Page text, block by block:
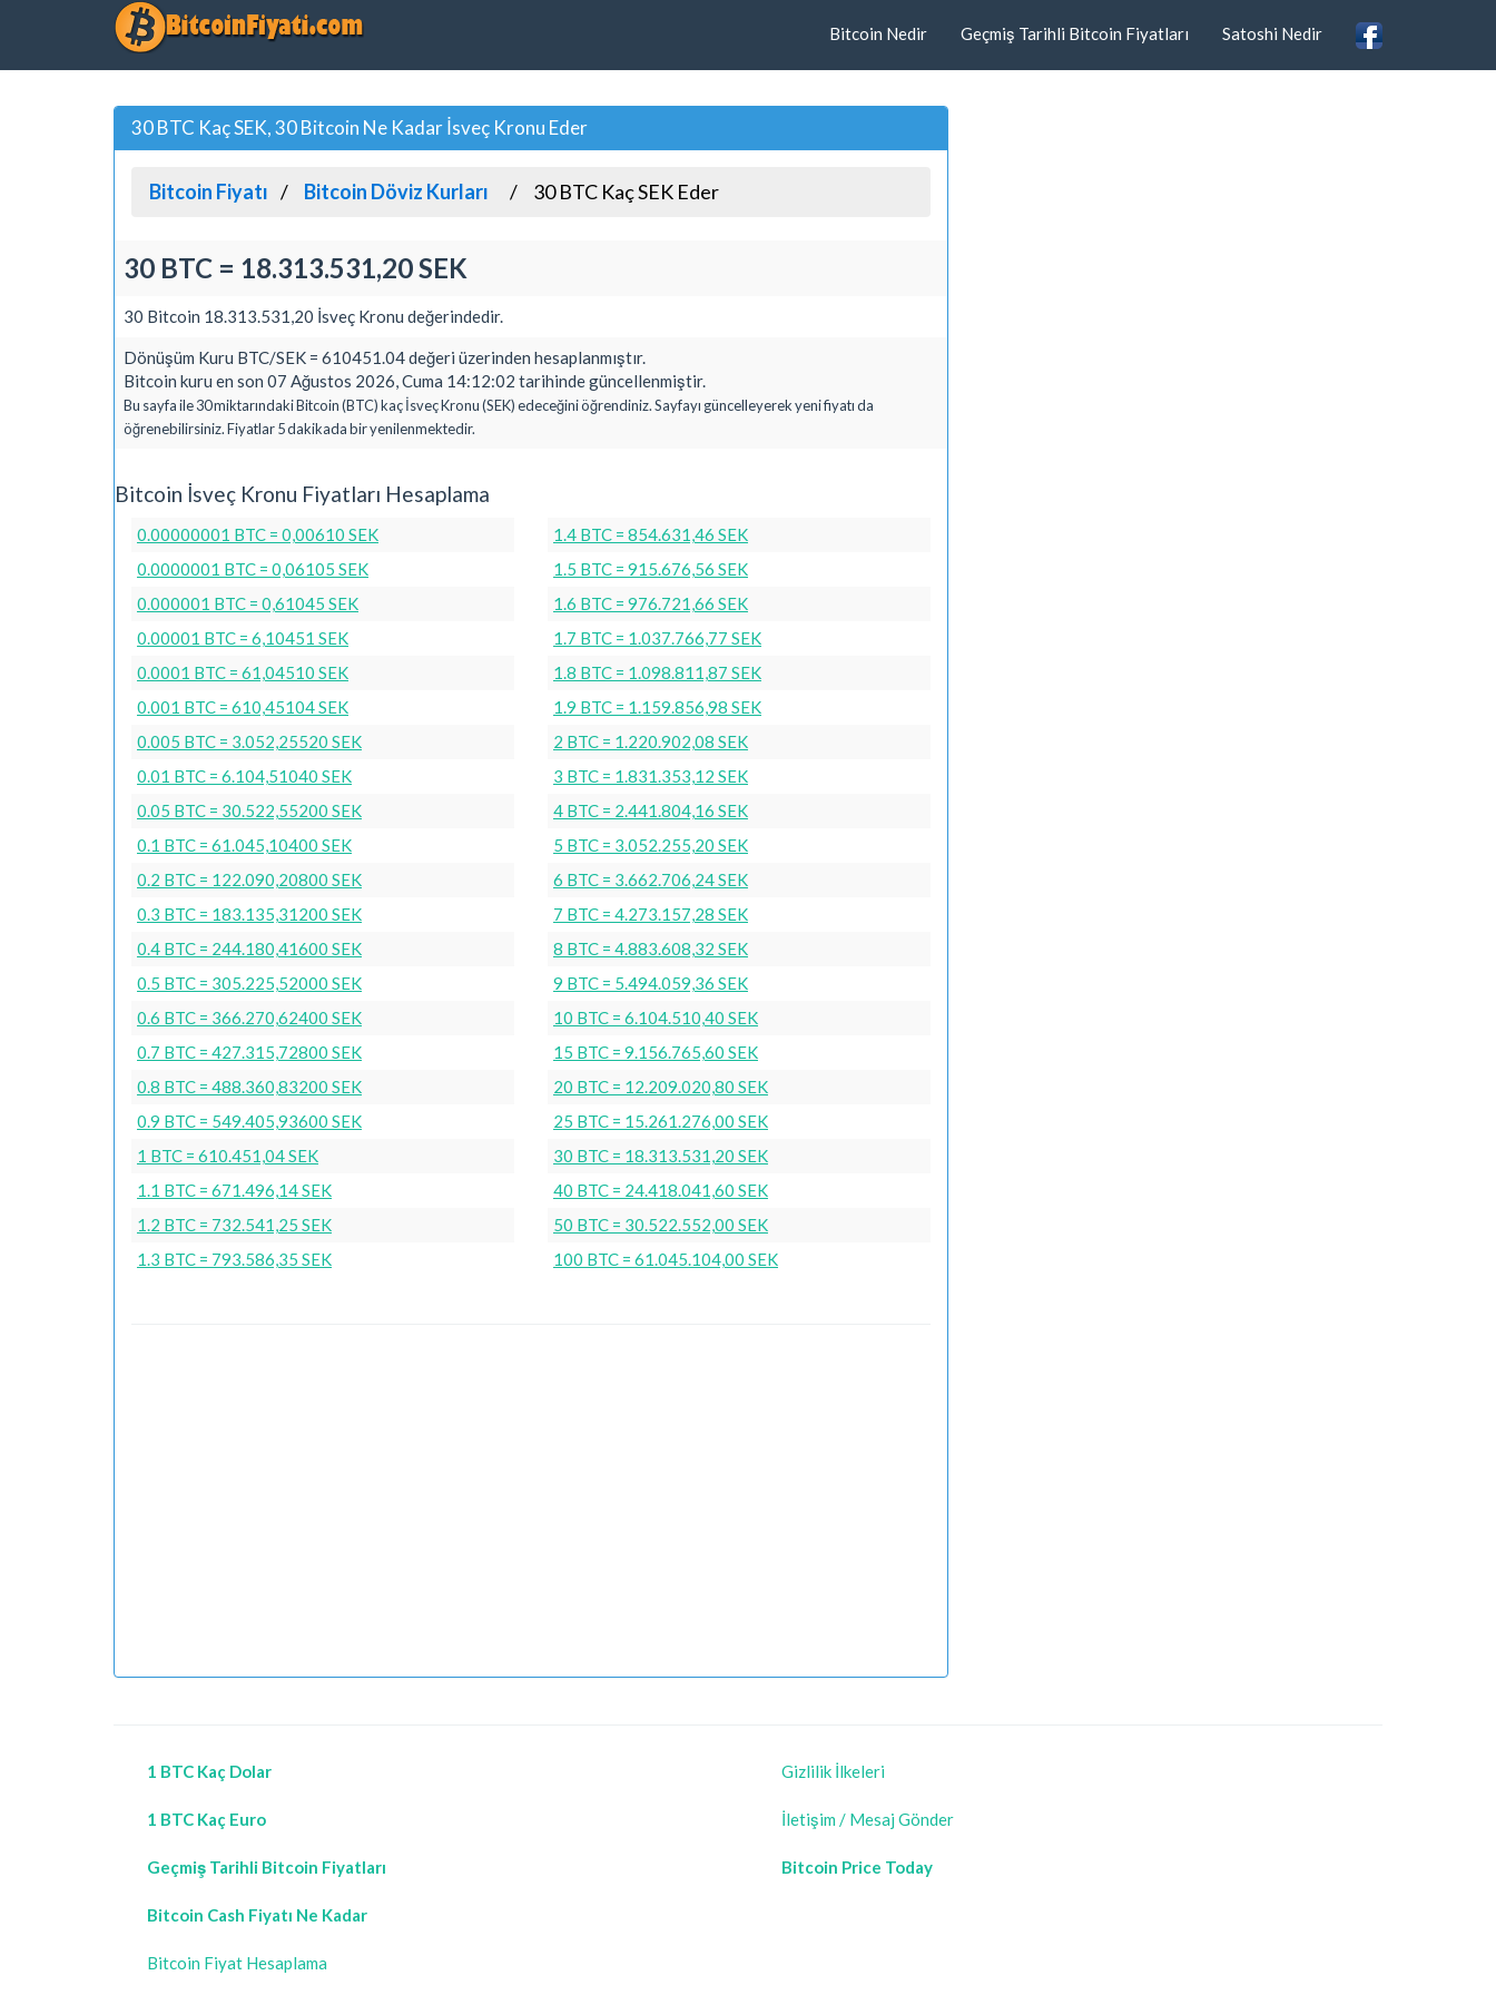
Bitcoin Nedir Geçmiş Tarihli Bitcoin Fiyatları Satoshi Nedir
30 BTC Kaç SEK, 30 Bitcoin Ne Kadar İsveç Kronu Eder
Bitcoin Fiyatı Bitcoin Döviz Kurları 30 BTC Kaç SEK Eder
30 BTC = 18.313.531,20 SEK
30 Bitcoin 18.313.531,20 İsveç Kronu değerindedir.
Dönüşüm Kuru BTC/SEK = 610451.04 değeri üzerinden hesaplanmıştır.
Bitcoin kuru en son 07 Ağustos 2026, Cuma 14:12:02 tarihinde güncellenmiştir.
Bu sayfa ile 30 miktarındaki Bitcoin (BTC) kaç İsveç Kronu (SEK) edeceğini öğrendiniz. Sayfayı güncelleyerek yeni fiyatı da
öğrenebilirsiniz. Fiyatlar 5 dakikada bir yenilenmektedir.
Bitcoin İsveç Kronu Fiyatları Hesaplama
0.00000001 BTC = 0,00610 SEK
0.0000001 BTC = 0,06105 SEK
0.000001 BTC = 0,61045 SEK
0.00001 BTC = 6,10451 SEK
0.0001 BTC = 61,04510 SEK
0.001 BTC = 610,45104 SEK
0.005 BTC = 3.052,25520 SEK
0.01 BTC = 6.104,51040 SEK
0.05 BTC = 30.522,55200 SEK
0.1 BTC = 61.045,10400 SEK
0.2 BTC = 122.090,20800 SEK
0.3 BTC = 183.135,31200 SEK
0.4 BTC = 244.180,41600 SEK
0.5 BTC = 305.225,52000 SEK
0.6 BTC = 366.270,62400 SEK
0.7 BTC = 427.315,72800 SEK
0.8 BTC = 488.360,83200 SEK
0.9 BTC = 549.405,93600 SEK
1 BTC = 610.451,04 SEK
1.1 BTC = 671.496,14 SEK
1.2 BTC = 732.541,25 SEK
1.3 BTC = 793.586,35 SEK
1.4 BTC = 854.631,46 SEK
1.5 BTC = 915.676,56 SEK
1.6 BTC = 976.721,66 SEK
1.7 BTC = 1.037.766,77 SEK
1.8 BTC = 1.098.811,87 SEK
1.9 BTC = 1.159.856,98 SEK
2 BTC = 1.220.902,08 SEK
3 BTC = 1.831.353,12 SEK
4 BTC = 2.441.804,16 SEK
5 BTC = 3.052.255,20 SEK
6 BTC = 3.662.706,24 SEK
7 BTC = 4.273.157,28 SEK
8 BTC = 4.883.608,32 SEK
9 BTC = 5.494.059,36 SEK
10 BTC = 6.104.510,40 SEK
15 BTC = 9.156.765,60 SEK
20 BTC = 12.209.020,80 SEK
25 BTC = 15.261.276,00 SEK
30 BTC = 18.313.531,20 SEK
40 BTC = 24.418.041,60 SEK
50 BTC = 30.522.552,00 SEK
100 BTC = 61.045.104,00 SEK
1 BTC Kaç Dolar
1 BTC Kaç Euro
Geçmiş Tarihli Bitcoin Fiyatları
Bitcoin Cash Fiyatı Ne Kadar
Bitcoin Fiyat Hesaplama
Gizlilik İlkeleri
İletişim / Mesaj Gönder
Bitcoin Price Today